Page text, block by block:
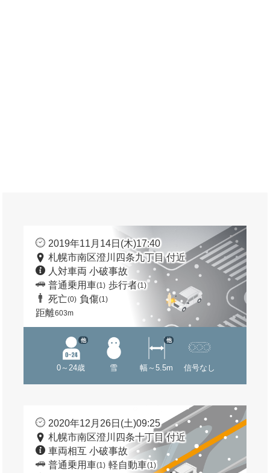
2019年11月14日(木)17:40
札幌市南区澄川四条九丁目 付近
人対車両 小破事故
普通乗用車(1) 歩行者(1)
死亡(0) 負傷(1)
距離603m
0～24歳
他
雪 幅～5.5m
他
信号なし
2020年12月26日(土)09:25
札幌市南区澄川四条十丁目 付近
車両相互 小破事故
普通乗用車(1) 軽自動車(1)